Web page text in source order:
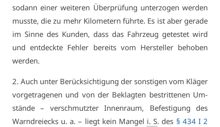
so­dann ei­ner wei­te­ren Über­prü­fung un­ter­zo­gen wer­den
muss­te, die zu mehr Ki­lo­me­tern führ­te. Es ist aber ge­ra­de
im Sin­ne des Kun­den, dass das Fahr­zeug ge­tes­tet wird
und ent­deck­te Feh­ler be­reits vom Her­stel­ler be­ho­ben
wer­den.
2. Auch un­ter Be­rück­sich­ti­gung der sons­ti­gen vom Klä­ger
vor­ge­tra­ge­nen und von der Be­klag­ten be­strit­te­nen Um­
stän­de – ver­schmutz­ter In­nen­raum, Be­fes­ti­gung des
Warn­drei­ecks u. a. – liegt kein Man­gel i. S. des § 434 I 2